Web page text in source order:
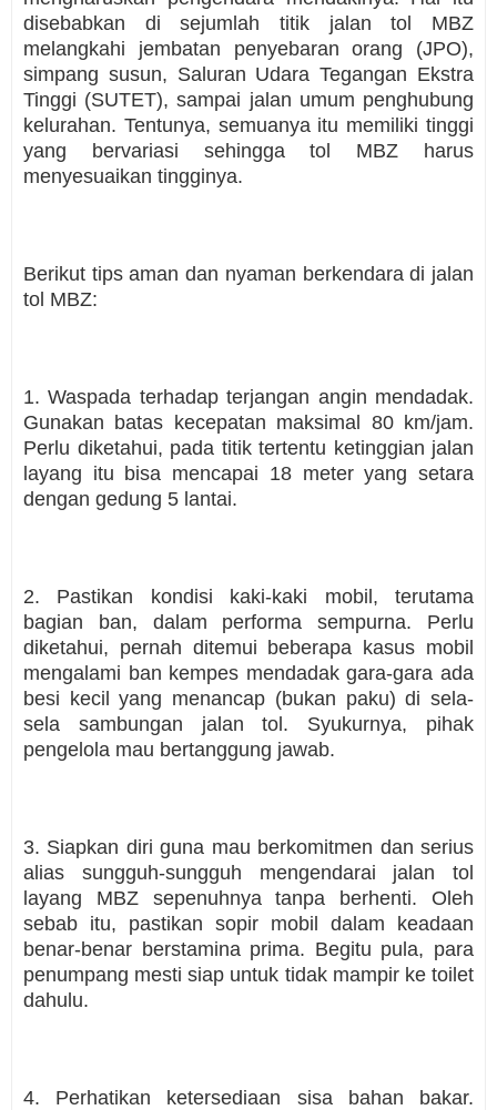
disebabkan di sejumlah titik jalan tol MBZ
melangkahi jembatan penyebaran orang (JPO),
simpang susun, Saluran Udara Tegangan Ekstra
Tinggi (SUTET), sampai jalan umum penghubung
kelurahan. Tentunya, semuanya itu memiliki tinggi
yang bervariasi sehingga tol MBZ harus
menyesuaikan tingginya.
Berikut tips aman dan nyaman berkendara di jalan
tol MBZ:
1. Waspada terhadap terjangan angin mendadak.
Gunakan batas kecepatan maksimal 80 km/jam.
Perlu diketahui, pada titik tertentu ketinggian jalan
layang itu bisa mencapai 18 meter yang setara
dengan gedung 5 lantai.
2. Pastikan kondisi kaki-kaki mobil, terutama
bagian ban, dalam performa sempurna. Perlu
diketahui, pernah ditemui beberapa kasus mobil
mengalami ban kempes mendadak gara-gara ada
besi kecil yang menancap (bukan paku) di sela-
sela sambungan jalan tol. Syukurnya, pihak
pengelola mau bertanggung jawab.
3. Siapkan diri guna mau berkomitmen dan serius
alias sungguh-sungguh mengendarai jalan tol
layang MBZ sepenuhnya tanpa berhenti. Oleh
sebab itu, pastikan sopir mobil dalam keadaan
benar-benar berstamina prima. Begitu pula, para
penumpang mesti siap untuk tidak mampir ke toilet
dahulu.
4. Perhatikan ketersediaan sisa bahan bakar.